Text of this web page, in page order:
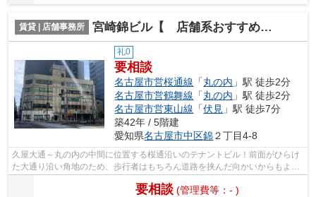
賃貸 | 店舗事務所 宮崎錦ビル【 店舗系おすすめ 】
礼0
要相談
名古屋市営桜通線 「丸の内 」駅 徒歩2分
名古屋市営鶴舞線 「丸の内 」駅 徒歩2分
名古屋市営東山線 「伏見 」駅 徒歩7分
築42年 / 5階建
愛知県名古屋市中区錦２丁目4-8
久屋大通～丸の内の中間に位置する桜通沿いのテナントビル！前面がひらけ
た大通り沿い角地のため、歩行者はもちろん道路を挟んだ向かいからもよく
要相談 (管理費等：- )